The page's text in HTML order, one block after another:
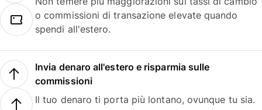
o commissioni di transazione elevate quando
spendi all'estero.
Invia denaro all'estero e risparmia sulle
commissioni
Il tuo denaro ti porta più lontano, ovunque tu sia.